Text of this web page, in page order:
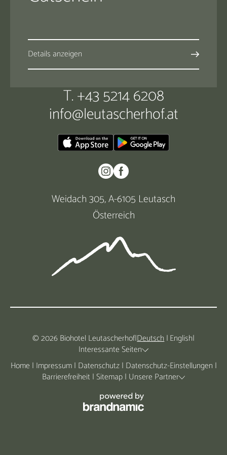
Details anzeigen
T. +43 5214 6208
info@leutascherhof.at
Weidach 305, A-6105 Leutasch
Österreich
© 2026 Biohotel Leutascherhof|Deutsch|English|
Interessante Seiten
Home | Impressum| Datenschutz| Datenschutz-Einstellungen |
Barrierefreiheit |Sitemap| Unsere Partner